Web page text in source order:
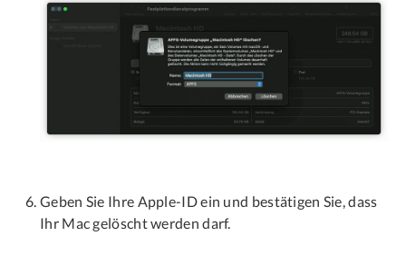
Geben Sie Ihre Apple-ID ein und bestätigen Sie, dass
Ihr Mac gelöscht werden darf.